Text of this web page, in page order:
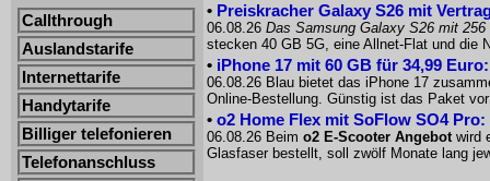
Callthrough
Auslandstarife
Internettarife
Handytarife
Billiger telefonieren
Telefonanschluss
• Preiskracher Galaxy S26 mit
06.08.26 Das Samsung Galaxy S26 mit 256
stecken 40 GB 5G, eine Allnet-Flat und die
• iPhone 17 mit 60 GB für 34,99
06.08.26 Blau bietet das iPhone 17
Online-Bestellung. Günstig ist das Paket
• o2 Home Flex mit SoFlow SO4
06.08.26 Beim o2 E-Scooter Angebotwird
Glasfaser bestellt, soll zwölf Monate lang